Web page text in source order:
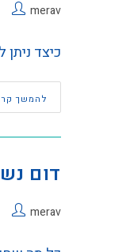
merav
כיצד
להמשך
דום
merav